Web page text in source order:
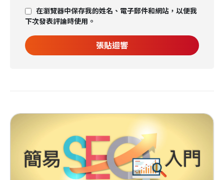
在瀏覽器中保存我的姓名、電子郵件和網站，以便我
下次發表評論時使用。